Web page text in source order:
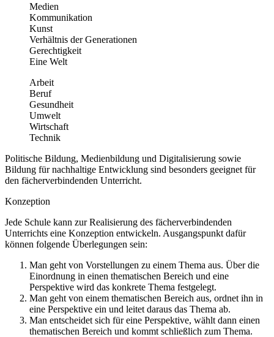
Medien
Kommunikation
Kunst
Verhältnis der Generationen
Gerechtigkeit
Eine Welt
Arbeit
Beruf
Gesundheit
Umwelt
Wirtschaft
Technik
Politische Bildung, Medienbildung und Digitalisierung sowie
Bildung für nachhaltige Entwicklung sind besonders geeignet für
den fächerverbindenden Unterricht.
Konzeption
Jede Schule kann zur Realisierung des fächerverbindenden
Unterrichts eine Konzeption entwickeln. Ausgangspunkt dafür
können folgende Überlegungen sein:
Man geht von Vorstellungen zu einem Thema aus. Über die
Einordnung in einen thematischen Bereich und eine
Perspektive wird das konkrete Thema festgelegt.
Man geht von einem thematischen Bereich aus, ordnet ihn in
eine Perspektive ein und leitet daraus das Thema ab.
Man entscheidet sich für eine Perspektive, wählt dann einen
thematischen Bereich und kommt schließlich zum Thema.